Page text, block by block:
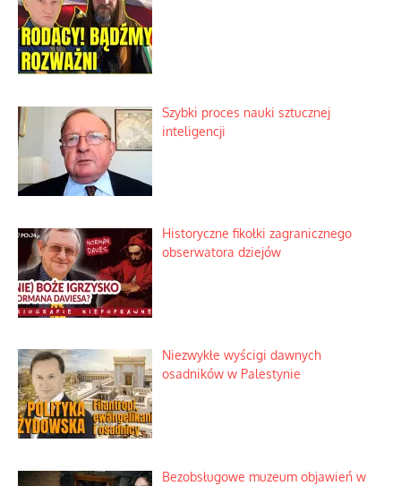
Szybki proces nauki sztucznej
inteligencji
Historyczne fikołki zagranicznego
obserwatora dziejów
Niezwykłe wyścigi dawnych
osadników w Palestynie
Bezobsługowe muzeum objawień w